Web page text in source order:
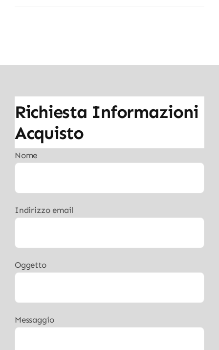
Richiesta Informazioni
Acquisto
Nome
Indirizzo email
Oggetto
Messaggio